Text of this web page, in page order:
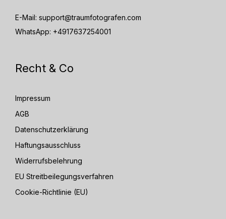
E-Mail: support@traumfotografen.com
WhatsApp: +4917637254001
Recht & Co
Impressum
AGB
Datenschutzerklärung
Haftungsausschluss
Widerrufsbelehrung
EU Streitbeilegungsverfahren
Cookie-Richtlinie (EU)